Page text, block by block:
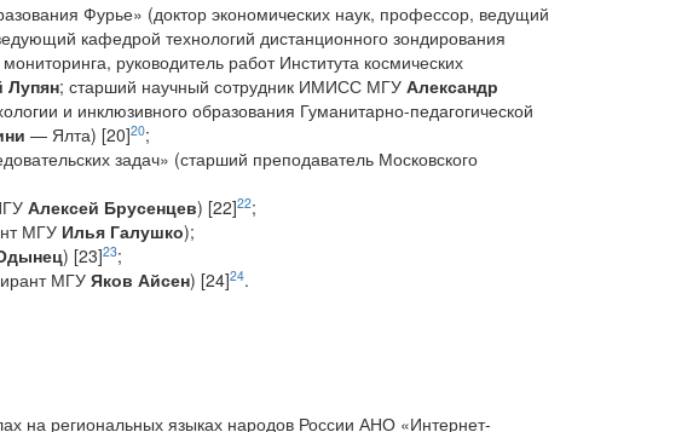
Фурье» (доктор экономических наук, профессор, ведущий
кафедрой технологий дистанционного зондирования
руководитель работ Института космических
Лупян; старший научный сотрудник ИМИСС МГУ Александр
и инклюзивного образования Гуманитарно-педагогической
— Ялта) [20]20;
задач» (старший преподаватель Московского
Алексей Брусенцев) [22]22;
МГУ Илья Галушко);
) [23]23;
МГУ Яков Айсен) [24]24.
на региональных языках народов России АНО «Интернет-